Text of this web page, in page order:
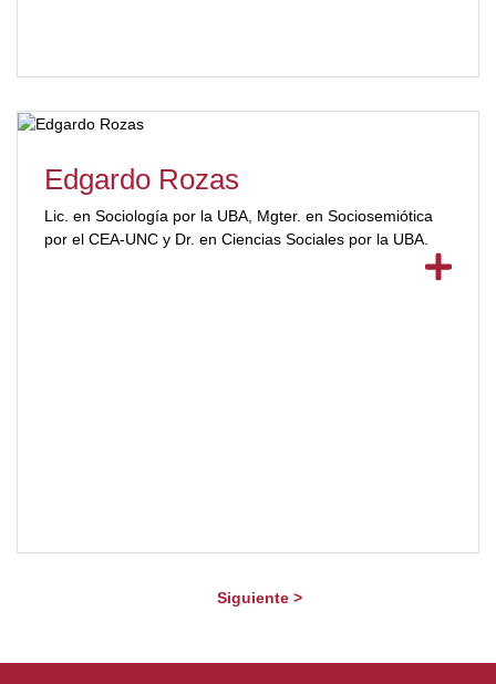
Edgardo Rozas
Lic. en Sociología por la UBA, Mgter. en Sociosemiótica
por el CEA-UNC y Dr. en Ciencias Sociales por la UBA.
Siguiente >